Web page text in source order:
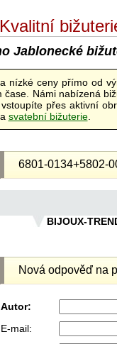
Jablonecké
nízké ceny přímo od
Námi nabízená
přes aktivní
svatební bižuterie.
6801-0134+5802-
BIJOUX-
Nová odpověď na
Autor:
E-mail: